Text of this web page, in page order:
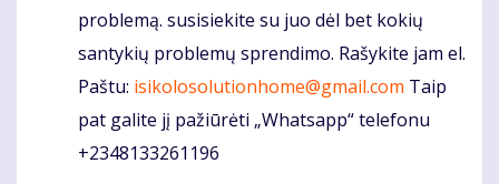
problemą. susisiekite su juo dėl bet kokių
santykių problemų sprendimo. Rašykite jam el.
Paštu: isikolosolutionhome@gmail.com Taip
pat galite jį pažiūrėti „Whatsapp“ telefonu
+2348133261196